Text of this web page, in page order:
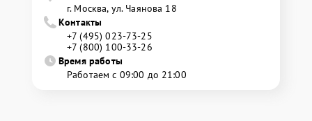
г. Москва, ул. Чаянова 18
Контакты
+7 (495) 023-73-25
+7 (800) 100-33-26
Время работы
Работаем с 09:00 до 21:00